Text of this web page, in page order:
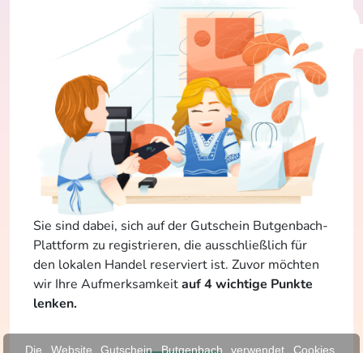
Sie sind dabei, sich auf der Gutschein Butgenbach-
Plattform zu registrieren, die ausschließlich für
den lokalen Handel reserviert ist. Zuvor möchten
wir Ihre Aufmerksamkeitauf 4 wichtige Punkte
lenken.
Die Website Gutschein Butgenbach verwendet Cookies.